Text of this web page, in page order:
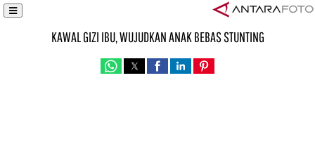
KAWAL GIZI IBU, WUJUDKAN ANAK BEBAS STUNTING